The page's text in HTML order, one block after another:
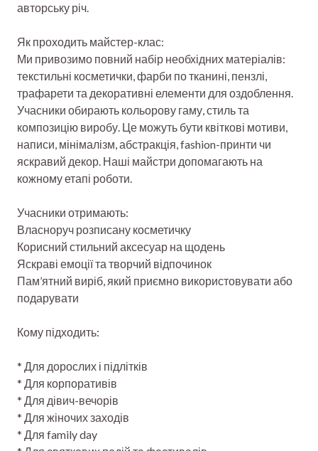
авторську річ.
Як проходить майстер-клас:
Ми привозимо повний набір необхідних матеріалів:
текстильні косметички, фарби по тканині, пензлі,
трафарети та декоративні елементи для оздоблення.
Учасники обирають кольорову гаму, стиль та
композицію виробу. Це можуть бути квіткові мотиви,
написи, мінімалізм, абстракція, fashion-принти чи
яскравий декор. Наші майстри допомагають на
кожному етапі роботи.
Учасники отримають:
Власноруч розписану косметичку
Корисний стильний аксесуар на щодень
Яскраві емоції та творчий відпочинок
Пам’ятний виріб, який приємно використовувати або
подарувати
Кому підходить:
* Для дорослих і підлітків
* Для корпоративів
* Для дівич-вечорів
* Для жіночих заходів
* Для family day